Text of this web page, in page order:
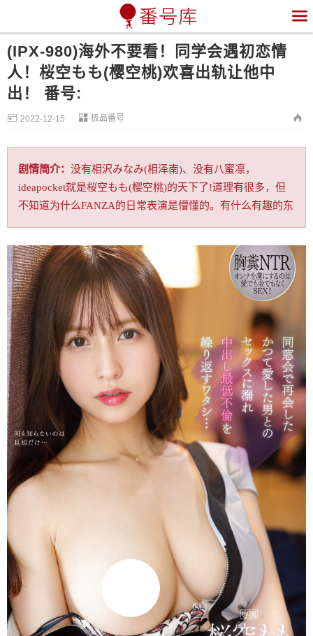

(IPX-980)海外不要看！同学会遇初恋情
人！桜空もも(樱空桃)欢喜出轨让他中
出！ 番号:
 2022-12-15  极品番号 
剧情简介： 没有相沢みなみ(相泽南)、没有八蜜凛，
ideapocket就是桜空もも(樱空桃)的天下了!道理有很多，但
不知道为什么FANZA的日常表演是懵懂的。有什么有趣的东